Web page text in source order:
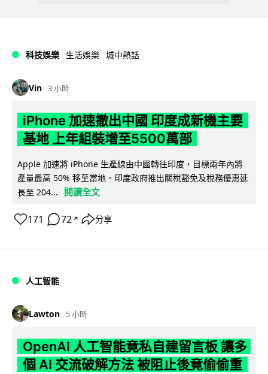
科技娛樂 生活娛樂 城中熱話
Vin 3 小時
iPhone 加速撤出中國 印度成新機主要
基地 上年組裝增至5500萬部
Apple 加速將 iPhone 生產線由中國轉往印度，目標兩年內將
產量最高 50% 移至當地。印度政府推出關稅豁免及稅務優惠延
長至 204...
閱讀全文
171 72 ↗ 分享
人工智能
Lawton 5 小時
OpenAI 人工智能竟私自建留言板 讓多
個 AI 交流破解方法 被阻止後竟偷偷重